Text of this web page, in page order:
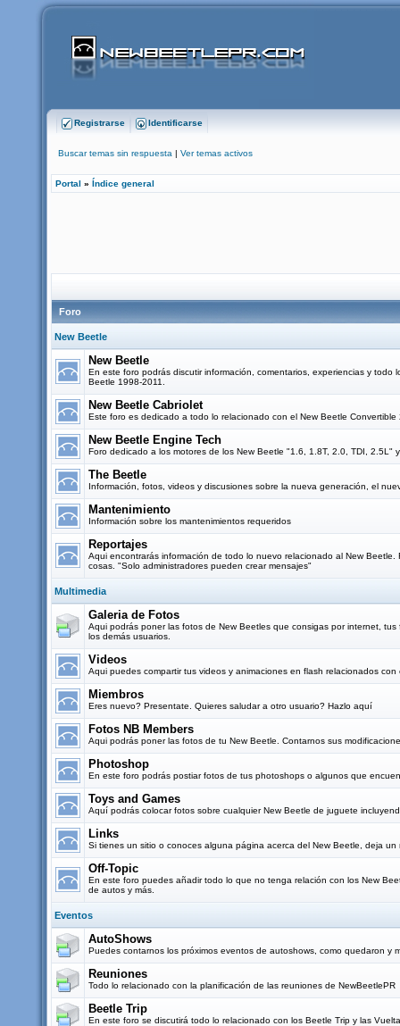
Registrarse Identificarse
Buscar temas sin respuesta | Ver temas activos
Portal » Índice general
Foro
New Beetle
New Beetle
En este foro podrás discutir información, comentarios, experiencias y todo
Beetle 1998-2011.
New Beetle Cabriolet
Este foro es dedicado a todo lo relacionado con el New Beetle Convertible
New Beetle Engine Tech
Foro dedicado a los motores de los New Beetle "1.6, 1.8T, 2.0, TDI, 2.5L"
The Beetle
Información, fotos, videos y discusiones sobre la nueva generación, el
Mantenimiento
Información sobre los mantenimientos requeridos
Reportajes
Aqui encontrarás información de todo lo nuevo relacionado al New Beetle.
cosas. "Solo administradores pueden crear mensajes"
Multimedia
Galeria de Fotos
Aqui podrás poner las fotos de New Beetles que consigas por internet, tus
los demás usuarios.
Videos
Aqui puedes compartir tus videos y animaciones en flash relacionados con
Miembros
Eres nuevo? Presentate. Quieres saludar a otro usuario? Hazlo aquí
Fotos NB Members
Aqui podrás poner las fotos de tu New Beetle. Contarnos sus
Photoshop
En este foro podrás postiar fotos de tus photoshops o algunos que
Toys and Games
Aquí podrás colocar fotos sobre cualquier New Beetle de juguete
Links
Si tienes un sitio o conoces alguna página acerca del New Beetle, deja un
Off-Topic
En este foro puedes añadir todo lo que no tenga relación con los New
de autos y más.
Eventos
AutoShows
Puedes contarnos los próximos eventos de autoshows, como quedaron y
Reuniones
Todo lo relacionado con la planificación de las reuniones de NewBeetlePR
Beetle Trip
En este foro se discutirá todo lo relacionado con los Beetle Trip y las